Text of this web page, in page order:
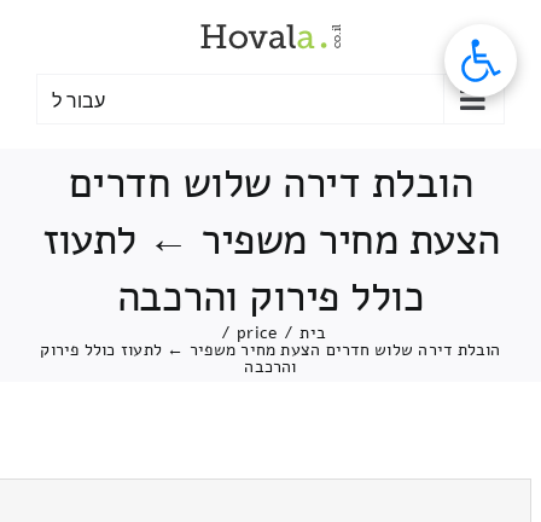
עבור ל
הובלת דירה שלוש חדרים
הצעת מחיר משפיר ← לתעוז
כולל פירוק והרכבה
בית /
price
/
הובלת דירה שלוש חדרים הצעת מחיר משפיר ← לתעוז כולל פירוק
והרכבה